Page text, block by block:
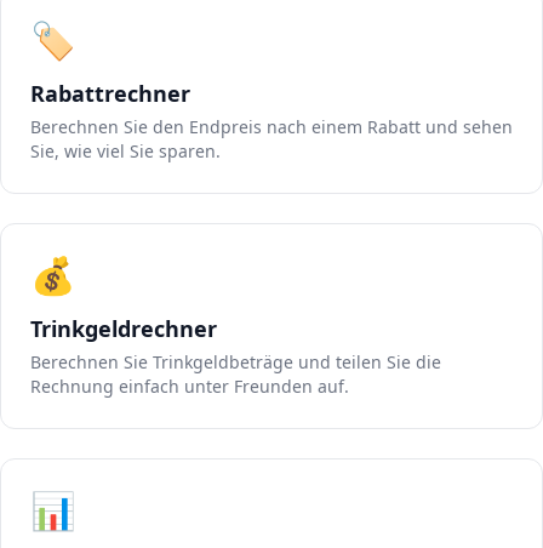
🏷️
Rabattrechner
Berechnen Sie den Endpreis nach einem Rabatt und sehen
Sie, wie viel Sie sparen.
💰
Trinkgeldrechner
Berechnen Sie Trinkgeldbeträge und teilen Sie die
Rechnung einfach unter Freunden auf.
📊